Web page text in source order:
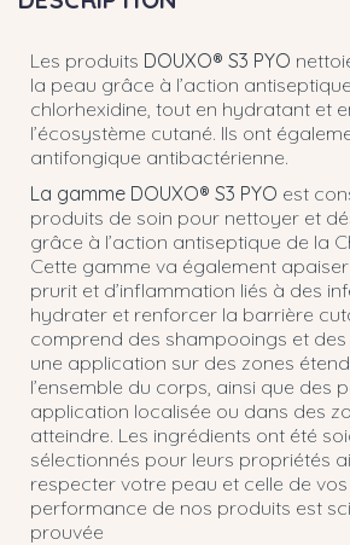
Les produits DOUXO® S3 PYO
la peau grâce à l’action
chlorhexidine, tout en hydratant et
l’écosystème cutané. Ils ont
antifongique antibactérienne.
La gamme DOUXO® S3 PYO est
produits de soin pour nettoyer et
grâce à l’action antiseptique de la
Cette gamme va également
prurit et d’inflammation liés à des
hydrater et renforcer la barrière
comprend des shampooings et
une application sur des zones
l’ensemble du corps, ainsi que des
application localisée ou dans des
atteindre. Les ingrédients ont été
sélectionnés pour leurs propriétés
respecter votre peau et celle de
performance de nos produits est
prouvée